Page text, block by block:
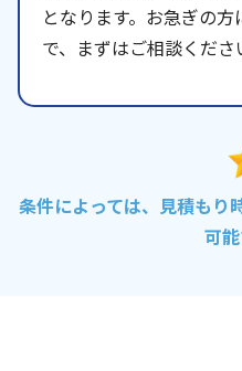
となります。お急ぎの
で、まずはご相談くださ
条件によっては、見積もり
可能